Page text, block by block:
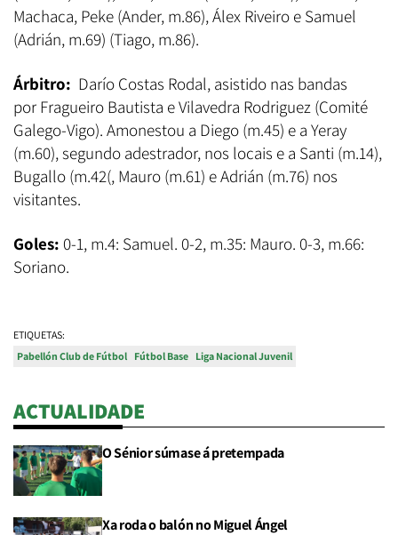
Machaca, Peke (Ander, m.86), Álex Riveiro e Samuel
(Adrián, m.69) (Tiago, m.86).
Árbitro: Darío Costas Rodal, asistido nas bandas
por Fragueiro Bautista e Vilavedra Rodriguez (Comité
Galego-Vigo). Amonestou a Diego (m.45) e a Yeray
(m.60), segundo adestrador, nos locais e a Santi (m.14),
Bugallo (m.42(, Mauro (m.61) e Adrián (m.76) nos
visitantes.
Goles: 0-1, m.4: Samuel. 0-2, m.35: Mauro. 0-3, m.66:
Soriano.
ETIQUETAS:
Pabellón Club de Fútbol Fútbol Base Liga Nacional Juvenil
ACTUALIDADE
O Sénior súmase á pretempada
Xa roda o balón no Miguel Ángel